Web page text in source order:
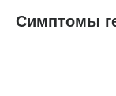
Симптомы